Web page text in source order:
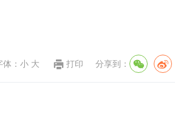
体： 小 大 打印 分享到：